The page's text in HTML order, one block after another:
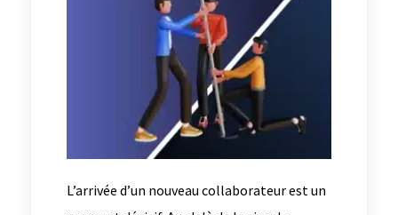
L’arrivée d’un nouveau collaborateur est un